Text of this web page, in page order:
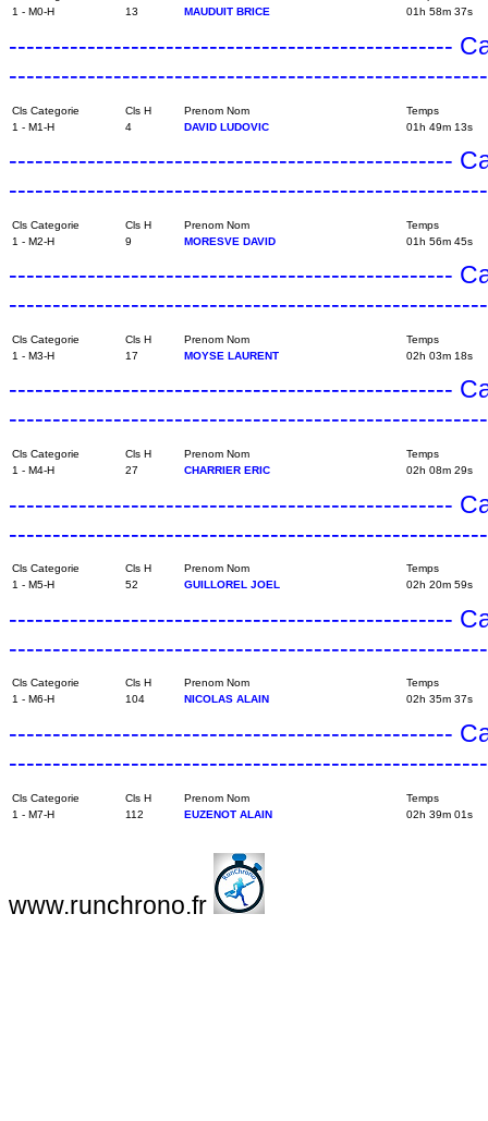
1 - M0-H
13 MAUDUIT BRICE 01h 58m 37s
---------------------------------------------------
Cls Categorie Cls H Prenom Nom
Temps
1 - M1-H
4 DAVID LUDOVIC 01h 49m 13s
---------------------------------------------------
Cls Categorie Cls H Prenom Nom
Temps
1 - M2-H
9 MORESVE DAVID 01h 56m 45s
---------------------------------------------------
Cls Categorie Cls H Prenom Nom
Temps
1 - M3-H
17 MOYSE LAURENT 02h 03m 18s
---------------------------------------------------
Cls Categorie Cls H Prenom Nom
Temps
1 - M4-H
27 CHARRIER ERIC 02h 08m 29s
---------------------------------------------------
Cls Categorie Cls H Prenom Nom
Temps
1 - M5-H
52 GUILLOREL JOEL 02h 20m 59s
---------------------------------------------------
Cls Categorie Cls H Prenom Nom
Temps
1 - M6-H
104 NICOLAS ALAIN 02h 35m 37s
---------------------------------------------------
Cls Categorie Cls H Prenom Nom
Temps
1 - M7-H
112 EUZENOT ALAIN 02h 39m 01s
www.runchrono.fr